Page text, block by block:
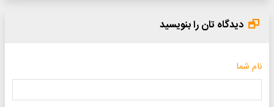
دیدگاه تان را بنویسید
نام شما